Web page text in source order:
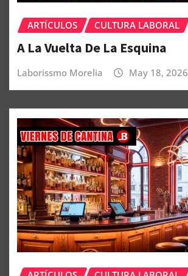
ARTÍCULOS CULTURA LABORAL
A La Vuelta De La Esquina
Laborissmo Morelia May 18, 2026